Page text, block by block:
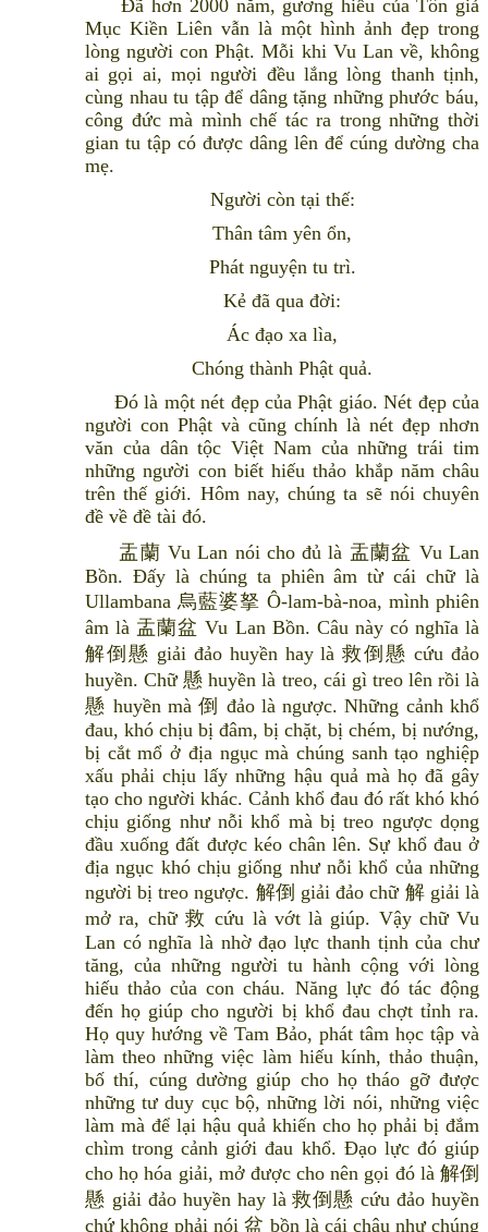
Đã hơn 2000 năm, gương hiếu của Tôn giả
Mục Kiền Liên vẫn là một hình ảnh đẹp trong
lòng người con Phật. Mỗi khi Vu Lan về, không
ai gọi ai, mọi người đều lắng lòng thanh tịnh,
cùng nhau tu tập để dâng tặng những phước báu,
công đức mà mình chế tác ra trong những thời
gian tu tập có được dâng lên để cúng dường cha
mẹ.
Người còn tại thế:
Thân tâm yên ổn,
Phát nguyện tu trì.
Kẻ đã qua đời:
Ác đạo xa lìa,
Chóng thành Phật quả.
Đó là một nét đẹp của Phật giáo. Nét đẹp của
người con Phật và cũng chính là nét đẹp nhơn
văn của dân tộc Việt Nam của những trái tim
những người con biết hiếu thảo khắp năm châu
trên thế giới. Hôm nay, chúng ta sẽ nói chuyên
đề về đề tài đó.
盂蘭 Vu Lan nói cho đủ là 盂蘭盆 Vu Lan
Bồn. Đấy là chúng ta phiên âm từ cái chữ là
Ullambana 烏藍婆拏 Ô-lam-bà-noa, mình phiên
âm là 盂蘭盆 Vu Lan Bồn. Câu này có nghĩa là
解倒懸 giải đảo huyền hay là 救倒懸 cứu đảo
huyền. Chữ 懸 huyền là treo, cái gì treo lên rồi là
懸 huyền mà 倒 đảo là ngược. Những cảnh khổ
đau, khó chịu bị đâm, bị chặt, bị chém, bị nướng,
bị cắt mổ ở địa ngục mà chúng sanh tạo nghiệp
xấu phải chịu lấy những hậu quả mà họ đã gây
tạo cho người khác. Cảnh khổ đau đó rất khó khó
chịu giống như nỗi khổ mà bị treo ngược dọng
đầu xuống đất được kéo chân lên. Sự khổ đau ở
địa ngục khó chịu giống như nỗi khổ của những
người bị treo ngược. 解倒 giải đảo chữ 解 giải là
mở ra, chữ 救 cứu là vớt là giúp. Vậy chữ Vu
Lan có nghĩa là nhờ đạo lực thanh tịnh của chư
tăng, của những người tu hành cộng với lòng
hiếu thảo của con cháu. Năng lực đó tác động
đến họ giúp cho người bị khổ đau chợt tỉnh ra.
Họ quy hướng về Tam Bảo, phát tâm học tập và
làm theo những việc làm hiếu kính, thảo thuận,
bố thí, cúng dường giúp cho họ tháo gỡ được
những tư duy cục bộ, những lời nói, những việc
làm mà để lại hậu quả khiến cho họ phải bị đắm
chìm trong cảnh giới đau khổ. Đạo lực đó giúp
cho họ hóa giải, mở được cho nên gọi đó là 解倒
懸 giải đảo huyền hay là 救倒懸 cứu đảo huyền
chứ không phải nói 盆 bồn là cái chậu như chúng